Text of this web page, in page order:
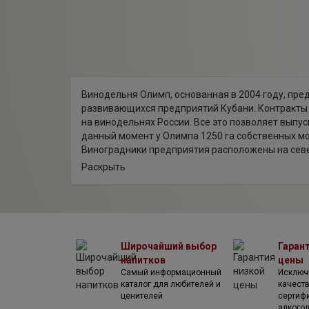
Винодельня Олимп, основанная в 2004 году,
развивающихся предприятий Кубани.
на винодельнях России. Все это позволяет
данный момент у Олимпа 1250 га собственных
Виноградники предприятия расположены на
морским влиянием, жарким летом и мягкой
нержавеющей стали (каждая емкость тщательно
позволяет сохранить весь аромат и не дает вину
Винодельня Олимп не останавливается на
вин, увеличение площади посадок, закладка
Олимп, сочетая многолетние винодельческие
Раскрыть
Широчайший выбор
напитков
Самый информационный
каталог для любителей и
ценителей
цены